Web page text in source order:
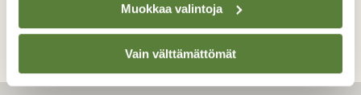
Muokkaa valintoja
Vain välttämättömät